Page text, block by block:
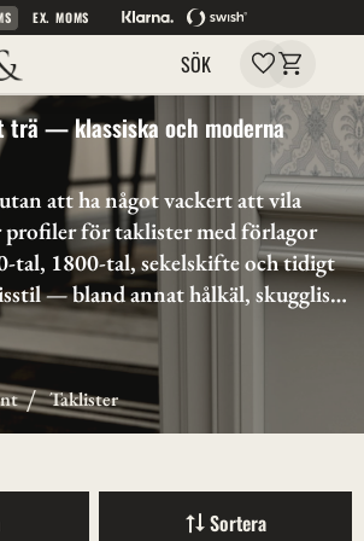
EX. MOMS
SÖK Favoriter
Kundvagn
Taklister
trä — klassiska och moderna
att ha något vackert att vila
profiler för taklister med förlagor
tal, 1800-tal, sekelskifte och tidigt
— bland annat hålkäl, skugglist
ju det klassiska och även om det
många hus utan just taklister så tror
lilla hörnet mellan vägg och tak
en snygg taklist. Nedan hittar du
Sortera